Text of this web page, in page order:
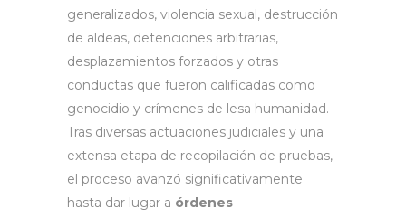
generalizados, violencia sexual, destrucción
de aldeas, detenciones arbitrarias,
desplazamientos forzados y otras
conductas que fueron calificadas como
genocidio y crímenes de lesa humanidad.
Tras diversas actuaciones judiciales y una
extensa etapa de recopilación de pruebas,
el proceso avanzó significativamente
hasta dar lugar a órdenes